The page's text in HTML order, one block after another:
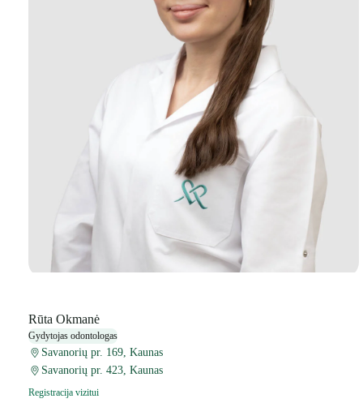
Rūta Okmanė
Gydytojas odontologas
Savanorių pr. 169, Kaunas
Savanorių pr. 423, Kaunas
Registracija vizitui